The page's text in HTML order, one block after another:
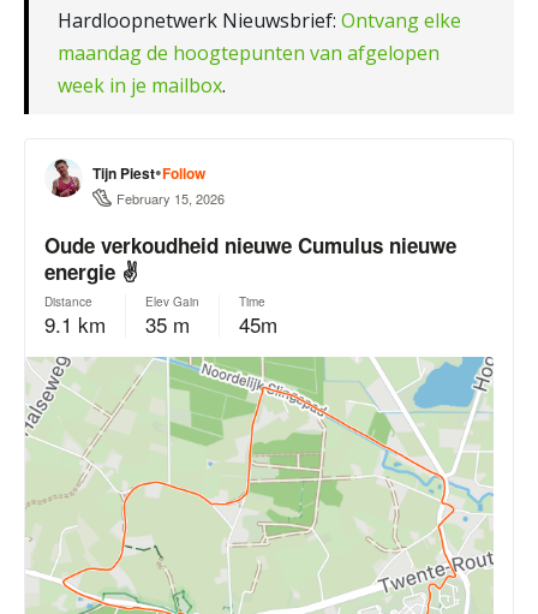
Hardloopnetwerk Nieuwsbrief: Ontvang elke
maandag de hoogtepunten van afgelopen
week in je mailbox.